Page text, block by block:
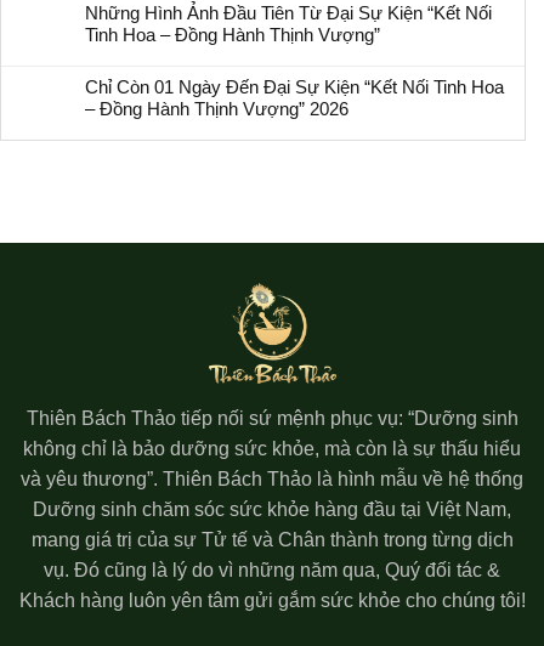
Những Hình Ảnh Đầu Tiên Từ Đại Sự Kiện “Kết Nối
Tinh Hoa – Đồng Hành Thịnh Vượng”
Chỉ Còn 01 Ngày Đến Đại Sự Kiện “Kết Nối Tinh Hoa
– Đồng Hành Thịnh Vượng” 2026
Thiên Bách Thảo tiếp nối sứ mệnh phục vụ: “Dưỡng sinh
không chỉ là bảo dưỡng sức khỏe, mà còn là sự thấu hiểu
và yêu thương”. Thiên Bách Thảo là hình mẫu về hệ thống
Dưỡng sinh chăm sóc sức khỏe hàng đầu tại Việt Nam,
mang giá trị của sự Tử tế và Chân thành trong từng dịch
vụ. Đó cũng là lý do vì những năm qua, Quý đối tác &
Khách hàng luôn yên tâm gửi gắm sức khỏe cho chúng tôi!